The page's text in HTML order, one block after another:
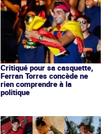
Critiqué pour sa casquette,
Ferran Torres concède ne
rien comprendre à la
politique